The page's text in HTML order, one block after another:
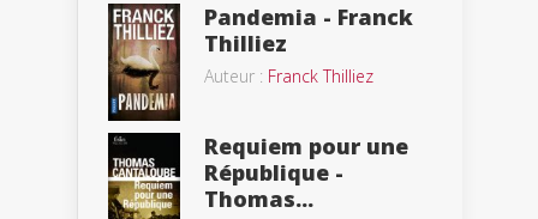
Pandemia - Franck
Thilliez
Auteur : Franck Thilliez
Requiem pour une
République -
Thomas...